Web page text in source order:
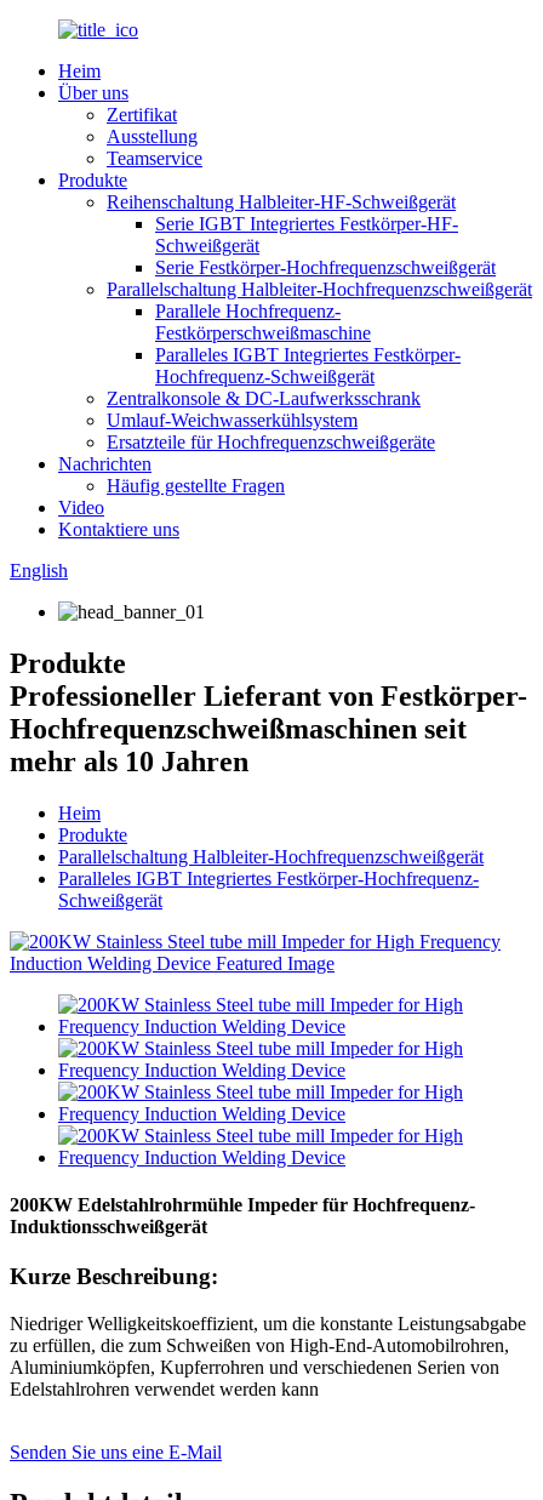
Heim
Über uns
Zertifikat
Ausstellung
Teamservice
Produkte
Reihenschaltung Halbleiter-HF-Schweißgerät
Serie IGBT Integriertes Festkörper-HF-
Schweißgerät
Serie Festkörper-Hochfrequenzschweißgerät
Parallelschaltung Halbleiter-Hochfrequenzschweißgerät
Parallele Hochfrequenz-
Festkörperschweißmaschine
Paralleles IGBT Integriertes Festkörper-
Hochfrequenz-Schweißgerät
Zentralkonsole & DC-Laufwerksschrank
Umlauf-Weichwasserkühlsystem
Ersatzteile für Hochfrequenzschweißgeräte
Nachrichten
Häufig gestellte Fragen
Video
Kontaktiere uns
English
Produkte
Professioneller Lieferant von Festkörper-
Hochfrequenzschweißmaschinen seit
mehr als 10 Jahren
Heim
Produkte
Parallelschaltung Halbleiter-Hochfrequenzschweißgerät
Paralleles IGBT Integriertes Festkörper-Hochfrequenz-
Schweißgerät
200KW Edelstahlrohrmühle Impeder für Hochfrequenz-
Induktionsschweißgerät
Kurze Beschreibung:
Niedriger Welligkeitskoeffizient, um die konstante Leistungsabgabe
zu erfüllen, die zum Schweißen von High-End-Automobilrohren,
Aluminiumköpfen, Kupferrohren und verschiedenen Serien von
Edelstahlrohren verwendet werden kann
Senden Sie uns eine E-Mail